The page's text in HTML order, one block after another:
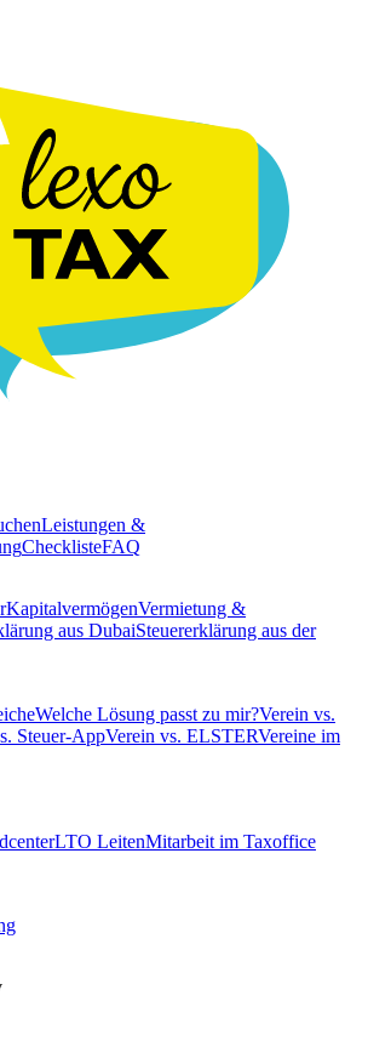
Leistungen &
ChecklisteFAQ
KapitalvermögenVermietung &
aus DubaiSteuererklärung aus der
Welche Lösung passt zu mir?Verein vs.
Steuer-AppVerein vs. ELSTERVereine im
LTO LeitenMitarbeit im Taxoffice